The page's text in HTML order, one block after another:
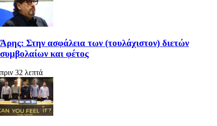
Άρης: Στην ασφάλεια των (τουλάχιστον) διετών
συμβολαίων και φέτος
πριν 32 λεπτά